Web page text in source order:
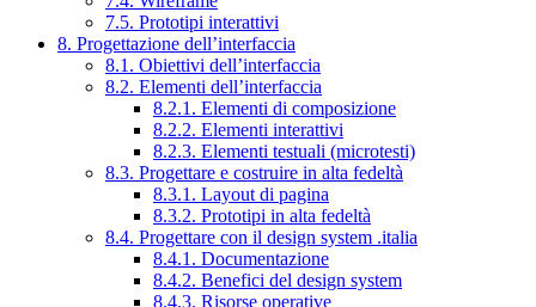
7.5. Prototipi interattivi
8. Progettazione dell’interfaccia
8.1. Obiettivi dell’interfaccia
8.2. Elementi dell’interfaccia
8.2.1. Elementi di composizione
8.2.2. Elementi interattivi
8.2.3. Elementi testuali (microtesti)
8.3. Progettare e costruire in alta fedeltà
8.3.1. Layout di pagina
8.3.2. Prototipi in alta fedeltà
8.4. Progettare con il design system .italia
8.4.1. Documentazione
8.4.2. Benefici del design system
8.4.3. Risorse operative